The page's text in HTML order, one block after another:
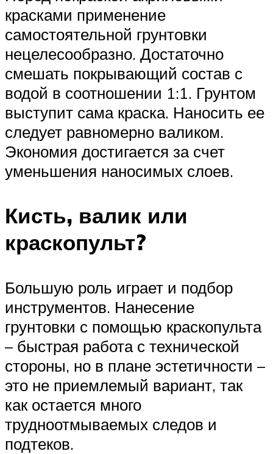
красками применение
самостоятельной грунтовки
нецелесообразно. Достаточно
смешать покрывающий состав с
водой в соотношении 1:1. Грунтом
выступит сама краска. Наносить ее
следует равномерно валиком.
Экономия достигается за счет
уменьшения наносимых слоев.
Кисть, валик или
краскопульт?
Большую роль играет и подбор
инструментов. Нанесение
грунтовки с помощью краскопульта
– быстрая работа с технической
стороны, но в плане эстетичности –
это не приемлемый вариант, так
как остается много
трудноотмываемых следов и
подтеков.